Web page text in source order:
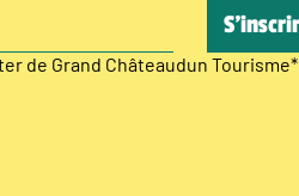
de Grand Châteaudun Tourisme*